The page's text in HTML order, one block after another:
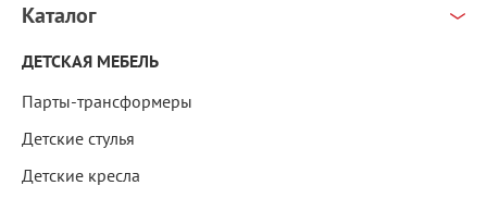
Каталог
ДЕТСКАЯ МЕБЕЛЬ
Парты-трансформеры
Детские стулья
Детские кресла